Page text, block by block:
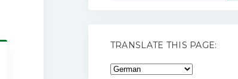
TRANSLATE THIS PAGE: